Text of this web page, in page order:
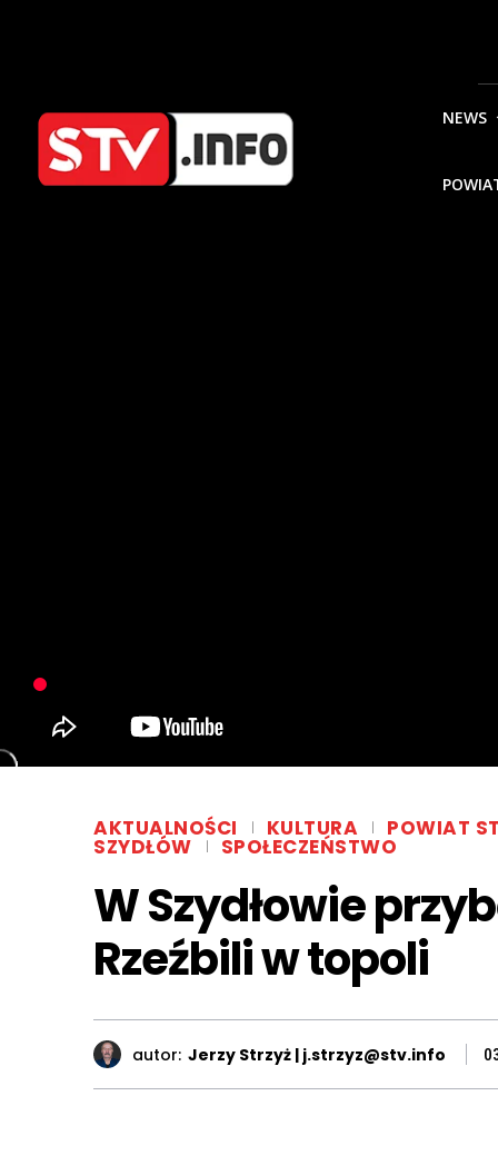
NEWS
AKTUALNOŚCI KULTURA POWIAT
SZYDŁÓW SPOŁECZEŃSTWO
W Szydłowie
Rzeźbili w topoli
autor: Jerzy Strzyż | j.strzyz@stv.info